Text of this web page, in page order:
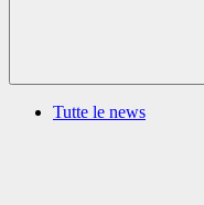
Tutte le news